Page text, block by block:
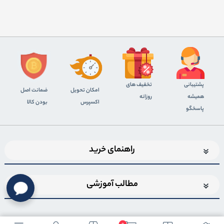
پشتیبانی
همیشه
پاسخگو
تخفیف های
روزانه
اﻣﮑﺎن ﺗﺤﻮﯾﻞ
اﮐﺴﭙﺮس
ضمانت اصل
بودن کالا
راهنمای خرید
مطالب آموزشی